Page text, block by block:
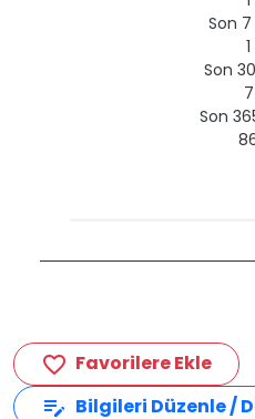
Son
1
Son
7
Son
favorite_border Favorilere Ekle
edit_note Bilgileri Düzenle /